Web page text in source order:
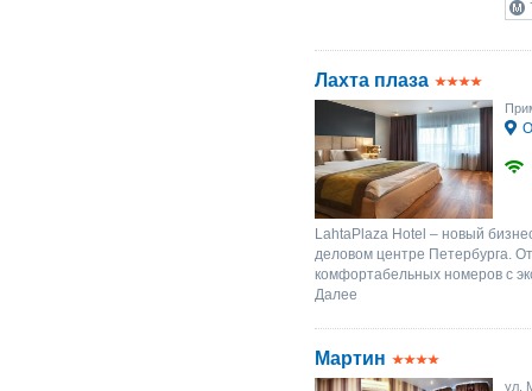
Лахта плаза
LahtaPlaza Hotel – новый
деловом центре Петербурга.
комфортабельных номеров с
Далее
Мартин
ул.